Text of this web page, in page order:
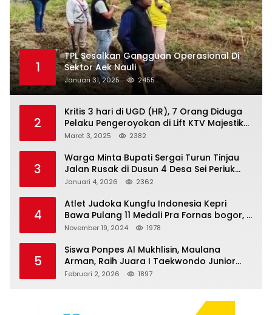
1
TPL Sesalkan Gangguan Operasional Di
Sektor Aek Nauli
Januari 31, 2025 2455
2
Kritis 3 hari di UGD (HR), 7 Orang Diduga
Pelaku Pengeroyokan di Lift KTV Majestik
Melenggang Bebas, Kantor Hukum JAP
Tanjungpinang
Maret 3, 2025 2382
3
Warga Minta Bupati Sergai Turun Tinjau
Jalan Rusak di Dusun 4 Desa Sei Periuk
Serdang Bedagai
Januari 4, 2026 2362
4
Atlet Judoka Kungfu Indonesia Kepri
Bawa Pulang 11 Medali Pra Fornas bogor, 3
Emas dan 8 Perunggu.
November 19, 2024 1978
5
Siswa Ponpes Al Mukhlisin, Maulana
Arman, Raih Juara I Taekwondo Junior
Putra di Riau National Championship 2026
Februari 2, 2026 1897